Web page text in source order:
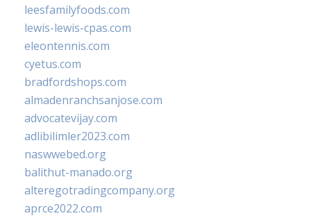
leesfamilyfoods.com
lewis-lewis-cpas.com
eleontennis.com
cyetus.com
bradfordshops.com
almadenranchsanjose.com
advocatevijay.com
adlibilimler2023.com
naswwebed.org
balithut-manado.org
alteregotradingcompany.org
aprce2022.com